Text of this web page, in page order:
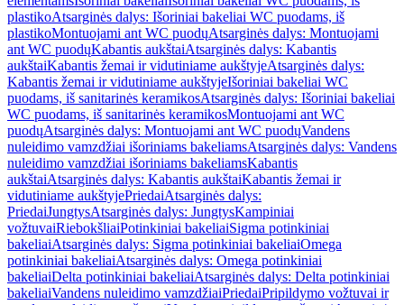
plastikoAtsarginės dalys: Išoriniai bakeliai WC puodams, iš
plastikoMontuojami ant WC puodųAtsarginės dalys: Montuojami
ant WC puodųKabantis aukštaiAtsarginės dalys: Kabantis
aukštaiKabantis žemai ir vidutiniame aukštyjeAtsarginės dalys:
Kabantis žemai ir vidutiniame aukštyjeIšoriniai bakeliai WC
puodams, iš sanitarinės keramikosAtsarginės dalys: Išoriniai bakeliai
WC puodams, iš sanitarinės keramikosMontuojami ant WC
puodųAtsarginės dalys: Montuojami ant WC puodųVandens
nuleidimo vamzdžiai išoriniams bakeliamsAtsarginės dalys: Vandens
nuleidimo vamzdžiai išoriniams bakeliamsKabantis
aukštaiAtsarginės dalys: Kabantis aukštaiKabantis žemai ir
vidutiniame aukštyjePriedaiAtsarginės dalys:
PriedaiJungtysAtsarginės dalys: JungtysKampiniai
vožtuvaiRiebokšliaiPotinkiniai bakeliaiSigma potinkiniai
bakeliaiAtsarginės dalys: Sigma potinkiniai bakeliaiOmega
potinkiniai bakeliaiAtsarginės dalys: Omega potinkiniai
bakeliaiDelta potinkiniai bakeliaiAtsarginės dalys: Delta potinkiniai
bakeliaiVandens nuleidimo vamzdžiaiPriedaiPripildymo vožtuvai ir